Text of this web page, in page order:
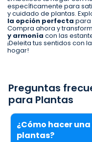
específicamente para
y cuidado de plantas.
la opción perfecta para
Compra ahora y
y armonía con las
¡Deleita tus sentidos con
hogar!
Preguntas
para Plantas
¿Cómo hacer
plantas?